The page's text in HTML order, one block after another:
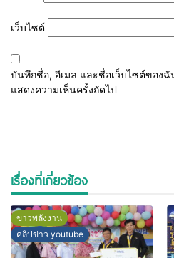
เว็บไซต์
บันทึกชื่อ, อีเมล และชื่อเว็บไซต์ของฉั
แสดงความเห็นครั้งถัดไป
เรื่องที่เกี่ยวข้อง
ข่าวพลังงาน
คลิปข่าว youtube